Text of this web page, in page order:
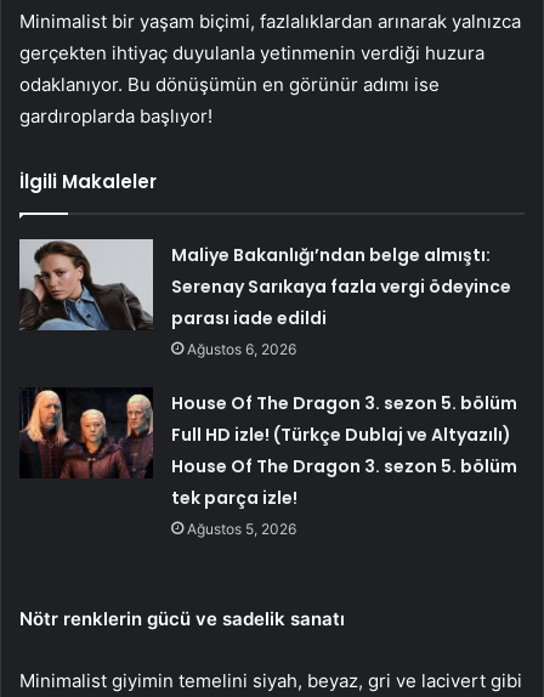
Minimalist bir yaşam biçimi, fazlalıklardan arınarak yalnızca
gerçekten ihtiyaç duyulanla yetinmenin verdiği huzura
odaklanıyor. Bu dönüşümün en görünür adımı ise
gardıroplarda başlıyor!
İlgili Makaleler
Maliye Bakanlığı’ndan belge almıştı:
Serenay Sarıkaya fazla vergi ödeyince
parası iade edildi
Ağustos 6, 2026
House Of The Dragon 3. sezon 5. bölüm
Full HD izle! (Türkçe Dublaj ve Altyazılı)
House Of The Dragon 3. sezon 5. bölüm
tek parça izle!
Ağustos 5, 2026
Nötr renklerin gücü ve sadelik sanatı
Minimalist giyimin temelini siyah, beyaz, gri ve lacivert gibi